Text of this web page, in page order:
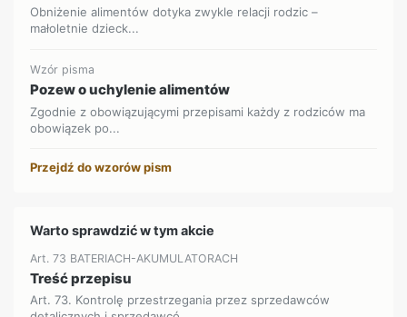
Obniżenie alimentów dotyka zwykle relacji rodzic –
małoletnie dzieck...
Wzór pisma
Pozew o uchylenie alimentów
Zgodnie z obowiązującymi przepisami każdy z rodziców ma
obowiązek po...
Przejdź do wzorów pism
Warto sprawdzić w tym akcie
Art. 73 BATERIACH-AKUMULATORACH
Treść przepisu
Art. 73. Kontrolę przestrzegania przez sprzedawców